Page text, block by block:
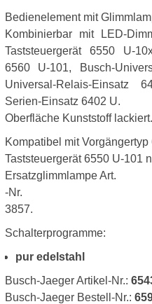
Bedienelement mit
Kombinierbar mit LED-
Taststeuergerät 6550 U-
6560 U-101, Busch-
Universal-Relais-Einsatz
Serien-Einsatz 6402 U.
Oberfläche Kunststoff lackiert.
Kompatibel mit Vorgängertyp
Taststeuergerät 6550 U-101
Ersatzglimmlampe Art.
-Nr.
3857.
Schalterprogramme:
pur edelstahl
Busch-Jaeger Artikel-Nr.:
Busch-Jaeger Bestell-Nr.: